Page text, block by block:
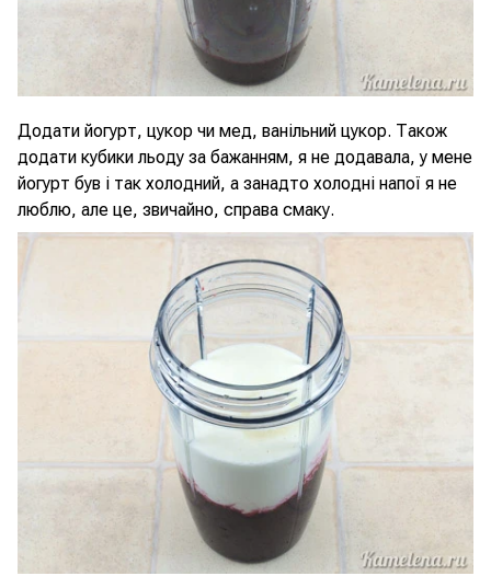
Додати йогурт, цукор чи мед, ванільний цукор. Також
додати кубики льоду за бажанням, я не додавала, у мене
йогурт був і так холодний, а занадто холодні напої я не
люблю, але це, звичайно, справа смаку.